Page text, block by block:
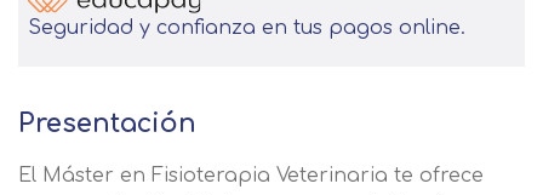
Seguridad y confianza en tus pagos online.
Presentación
El Máster en Fisioterapia Veterinaria te ofrece